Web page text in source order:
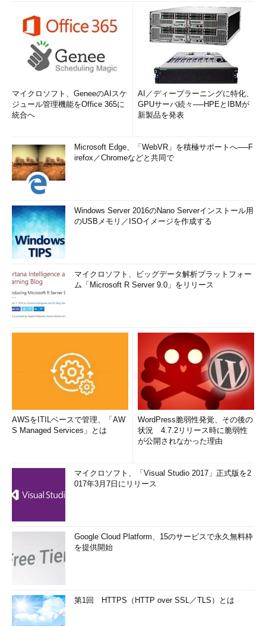
マイクロソフト、GeneeのAIスケ
ジュール管理機能をOffice 365に
統合へ
AI／ディープラーニングに特化、
GPUサーバ続々──HPEとIBMが
新製品を発表
Microsoft Edge、「WebVR」を積極サポートへ──F
irefox／Chromeなどと共同で
Windows Server 2016のNano Serverインストール用
のUSBメモリ／ISOイメージを作成する
マイクロソフト、ビッグデータ解析プラットフォー
ム「Microsoft R Server 9.0」をリリース
AWSをITILベースで管理、「AW
S Managed Services」とは
WordPress脆弱性発覚、その後の
状況 4.7.2リリース時に脆弱性
が公開されなかった理由
マイクロソフト、「Visual Studio 2017」正式版を2
017年3月7日にリリース
Google Cloud Platform、15のサービスで永久無料枠
を提供開始
第1回 HTTPS（HTTP over SSL／TLS）とは